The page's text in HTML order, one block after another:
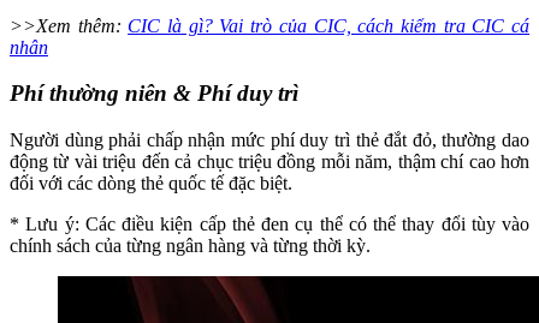
>>Xem thêm: CIC là gì? Vai trò của CIC, cách kiểm tra CIC cá
nhân
Phí thường niên & Phí duy trì
Người dùng phải chấp nhận mức phí duy trì thẻ đắt đỏ, thường dao
động từ vài triệu đến cả chục triệu đồng mỗi năm, thậm chí cao hơn
đối với các dòng thẻ quốc tế đặc biệt.
* Lưu ý: Các điều kiện cấp thẻ đen cụ thể có thể thay đổi tùy vào
chính sách của từng ngân hàng và từng thời kỳ.